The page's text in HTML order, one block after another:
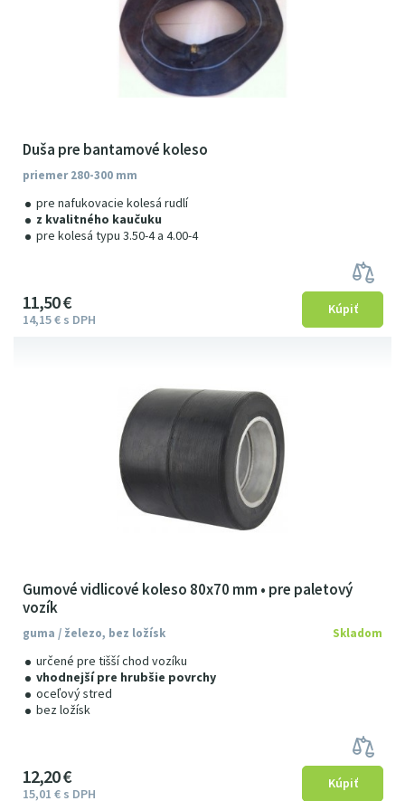
Duša pre bantamové koleso
priemer 280-300 mm
pre nafukovacie kolesá rudlí
z kvalitného kaučuku
pre kolesá typu 3.50-4 a 4.00-4
11 50€
14 15€ s DPH
Gumové vidlicové koleso 80x70 mm • pre paletový
vozík
guma / železo, bez ložísk
určené pre tišší chod vozíku
vhodnejší pre hrubšie povrchy
oceľový stred
bez ložísk
Skladom
12 20€
15 01 € s DPH